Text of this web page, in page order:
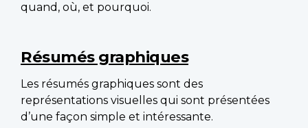
quand, où, et pourquoi.
Résumés graphiques
Les résumés graphiques sont des
représentations visuelles qui sont présentées
d’une façon simple et intéressante.